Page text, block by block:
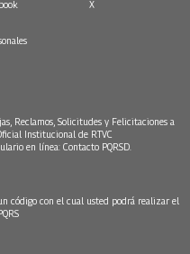
X
Reclamos, Solicitudes y Felicitaciones a
Institucional de RTVC
en línea: Contacto PQRSD.
código con el cual usted podrá realizar el